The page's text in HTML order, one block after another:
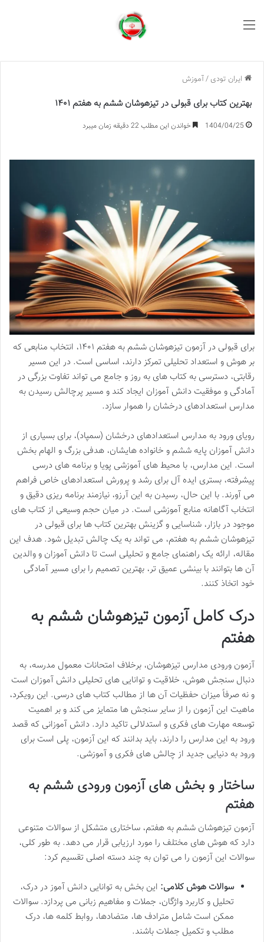
ایران تودی /آموزش
بهترین کتاب برای قبولی در تیزهوشان ششم به هفتم ۱۴۰۱
1404/04/25 خواندن این مطلب 22 دقیقه زمان میبرد
برای قبولی در آزمون تیزهوشان ششم به هفتم ۱۴۰۱، انتخاب منابعی که
بر هوش و استعداد تحلیلی تمرکز دارند، اساسی است. در این مسیر
رقابتی، دسترسی به کتاب های به روز و جامع می تواند تفاوت بزرگی در
آمادگی و موفقیت دانش آموزان ایجاد کند و مسیر پرچالش رسیدن به
مدارس استعدادهای درخشان را هموار سازد.
رویای ورود به مدارس استعدادهای درخشان (سمپاد)، برای بسیاری از
دانش آموزان پایه ششم و خانواده هایشان، هدفی بزرگ و الهام بخش
است. این مدارس، با محیط های آموزشی پویا و برنامه های درسی
پیشرفته، بستری ایده آل برای رشد و پرورش استعدادهای خاص فراهم
می آورند. با این حال، رسیدن به این آرزو، نیازمند برنامه ریزی دقیق و
انتخاب آگاهانه منابع آموزشی است. در میان حجم وسیعی از کتاب های
موجود در بازار، شناسایی و گزینش بهترین کتاب ها برای قبولی در
تیزهوشان ششم به هفتم، می تواند به یک چالش تبدیل شود. هدف این
مقاله، ارائه یک راهنمای جامع و تحلیلی است تا دانش آموزان و والدین
آن ها بتوانند با بینشی عمیق تر، بهترین تصمیم را برای مسیر آمادگی
خود اتخاذ کنند.
درک کامل آزمون تیزهوشان ششم به
هفتم
آزمون ورودی مدارس تیزهوشان، برخلاف امتحانات معمول مدرسه، به
دنبال سنجش هوش، خلاقیت و توانایی های تحلیلی دانش آموزان است
و نه صرفاً میزان حفظیات آن ها از مطالب کتاب های درسی. این رویکرد،
ماهیت این آزمون را از سایر سنجش ها متمایز می کند و بر اهمیت
توسعه مهارت های فکری و استدلالی تاکید دارد. دانش آموزانی که قصد
ورود به این مدارس را دارند، باید بدانند که این آزمون، پلی است برای
ورود به دنیایی جدید از چالش های فکری و آموزشی.
ساختار و بخش های آزمون ورودی ششم به
هفتم
آزمون تیزهوشان ششم به هفتم، ساختاری متشکل از سوالات متنوعی
دارد که هوش های مختلف را مورد ارزیابی قرار می دهد. به طور کلی،
سوالات این آزمون را می توان به چند دسته اصلی تقسیم کرد:
سوالات هوش کلامی: این بخش به توانایی دانش آموز در درک،
تحلیل و کاربرد واژگان، جملات و مفاهیم زبانی می پردازد. سوالات
ممکن است شامل مترادف ها، متضادها، روابط کلمه ها، درک
مطلب و تکمیل جملات باشند.